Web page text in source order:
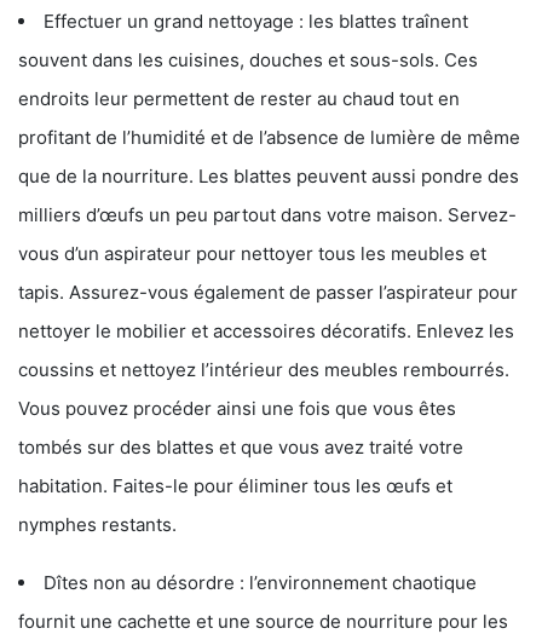
Effectuer un grand nettoyage : les blattes traînent
souvent dans les cuisines, douches et sous-sols. Ces
endroits leur permettent de rester au chaud tout en
profitant de l’humidité et de l’absence de lumière de même
que de la nourriture. Les blattes peuvent aussi pondre des
milliers d’œufs un peu partout dans votre maison. Servez-
vous d’un aspirateur pour nettoyer tous les meubles et
tapis. Assurez-vous également de passer l’aspirateur pour
nettoyer le mobilier et accessoires décoratifs. Enlevez les
coussins et nettoyez l’intérieur des meubles rembourrés.
Vous pouvez procéder ainsi une fois que vous êtes
tombés sur des blattes et que vous avez traité votre
habitation. Faites-le pour éliminer tous les œufs et
nymphes restants.
Dîtes non au désordre : l’environnement chaotique
fournit une cachette et une source de nourriture pour les